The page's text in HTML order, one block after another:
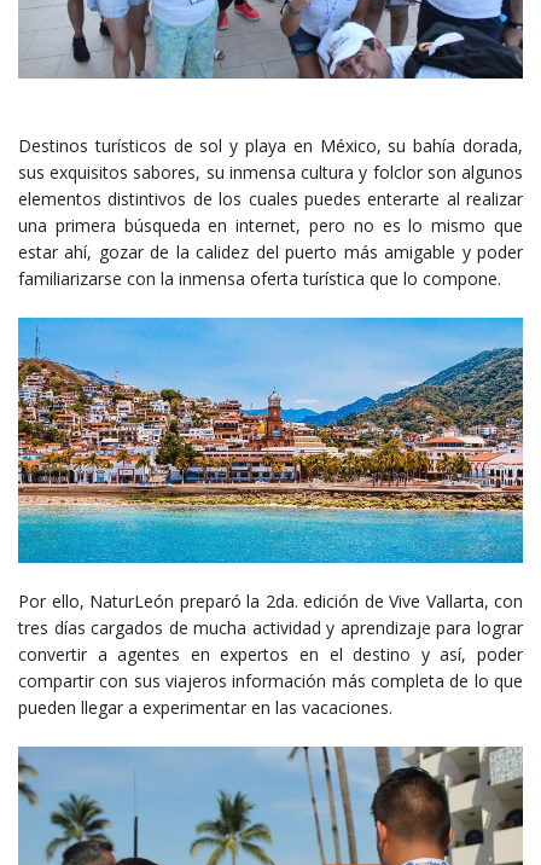
Destinos turísticos de sol y playa en México, su bahía dorada,
sus exquisitos sabores, su inmensa cultura y folclor son algunos
elementos distintivos de los cuales puedes enterarte al realizar
una primera búsqueda en internet, pero no es lo mismo que
estar ahí, gozar de la calidez del puerto más amigable y poder
familiarizarse con la inmensa oferta turística que lo compone.
Por ello, NaturLeón preparó la 2da. edición de Vive Vallarta, con
tres días cargados de mucha actividad y aprendizaje para lograr
convertir a agentes en expertos en el destino y así, poder
compartir con sus viajeros información más completa de lo que
pueden llegar a experimentar en las vacaciones.